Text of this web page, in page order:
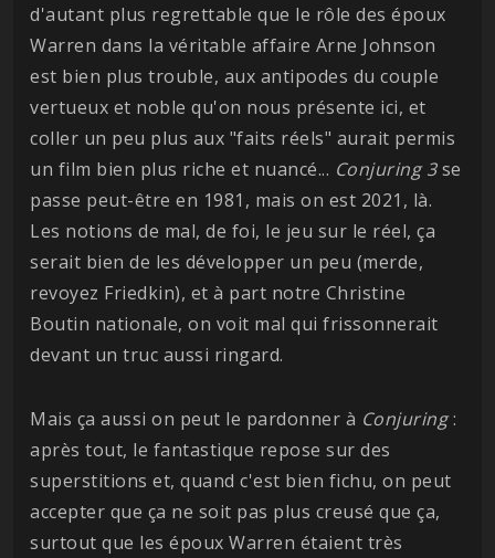
d'autant plus regrettable que le rôle des époux
Warren dans la véritable affaire Arne Johnson
est bien plus trouble, aux antipodes du couple
vertueux et noble qu'on nous présente ici, et
coller un peu plus aux "faits réels" aurait permis
un film bien plus riche et nuancé... Conjuring 3se
passe peut-être en 1981, mais on est 2021, là.
Les notions de mal, de foi, le jeu sur le réel, ça
serait bien de les développer un peu (merde,
revoyez Friedkin), et à part notre Christine
Boutin nationale, on voit mal qui frissonnerait
devant un truc aussi ringard.
Mais ça aussi on peut le pardonner à Conjuring:
après tout, le fantastique repose sur des
superstitions et, quand c'est bien fichu, on peut
accepter que ça ne soit pas plus creusé que ça,
surtout que les époux Warren étaient très